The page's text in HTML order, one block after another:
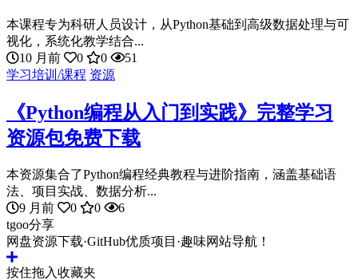
本课程专为科研人员设计，从Python基础到高级数据处理与可
视化，系统化教学结合...
10 月前
0 0
51
学习培训/课程 资源
《Python编程从入门到实践》完整学习
资源包免费下载
本资源集合了Python编程经典教程与进阶指南，涵盖基础语
法、项目实战、数据分析...
9 月前
0 0
6
tgoo分享
网盘资源下载·GitHub优质项目·趣味网站导航！
按住拖入收藏夹